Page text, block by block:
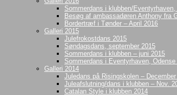
Sommerdans i klubben/
Besøg af ambassadøren Anthony fra
Bordertræf i Tønder – April 2016
Galleri 2015
Julefrokostdans 2015
Søndagsdans, september 2015
Sommerdans i klubben – juni 2015
Sommerdans i Eventyrhaven, Odense
Galleri 2014
Juledans på Risingskolen –
Juleafslutning/dans i klubben – Nov.
Catalan Style i klubben 2014